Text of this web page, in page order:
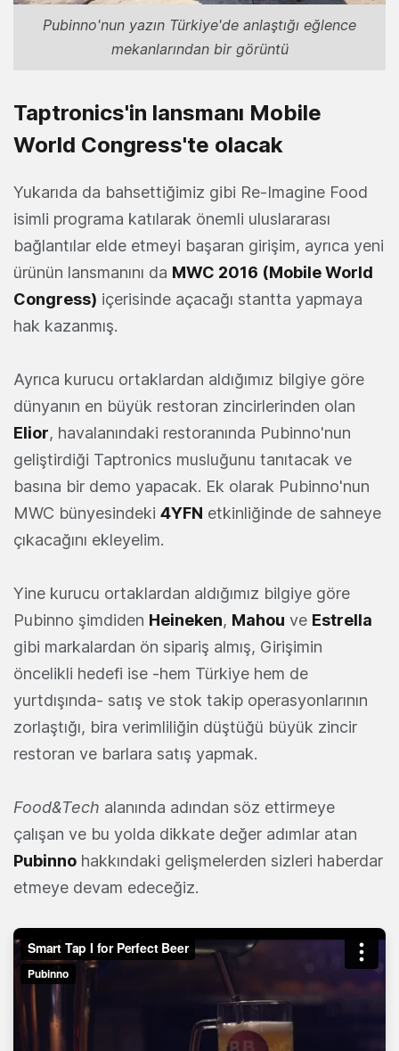
Pubinno'nun yazın Türkiye'de anlaştığı eğlence
mekanlarından bir görüntü
Taptronics'in lansmanı Mobile
World Congress'te olacak
Yukarıda da bahsettiğimiz gibi Re-Imagine Food
isimli programa katılarak önemli uluslararası
bağlantılar elde etmeyi başaran girişim, ayrıca yeni
ürünün lansmanını da MWC 2016 (Mobile World
Congress) içerisinde açacağı stantta yapmaya
hak kazanmış.
Ayrıca kurucu ortaklardan aldığımız bilgiye göre
dünyanın en büyük restoran zincirlerinden olan
Elior, havalanındaki restoranında Pubinno'nun
geliştirdiği Taptronics musluğunu tanıtacak ve
basına bir demo yapacak. Ek olarak Pubinno'nun
MWC bünyesindeki 4YFN etkinliğinde de sahneye
çıkacağını ekleyelim.
Yine kurucu ortaklardan aldığımız bilgiye göre
Pubinno şimdiden Heineken, Mahou ve Estrella
gibi markalardan ön sipariş almış, Girişimin
öncelikli hedefi ise -hem Türkiye hem de
yurtdışında- satış ve stok takip operasyonlarının
zorlaştığı, bira verimliliğin düştüğü büyük zincir
restoran ve barlara satış yapmak.
Food&Tech alanında adından söz ettirmeye
çalışan ve bu yolda dikkate değer adımlar atan
Pubinno hakkındaki gelişmelerden sizleri haberdar
etmeye devam edeceğiz.